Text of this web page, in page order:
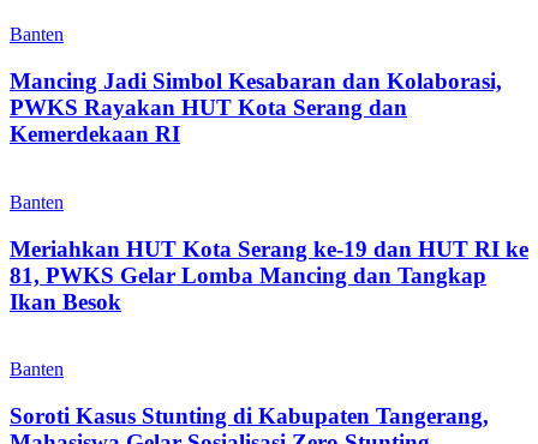
Banten
Mancing Jadi Simbol Kesabaran dan Kolaborasi,
PWKS Rayakan HUT Kota Serang dan
Kemerdekaan RI
Banten
Meriahkan HUT Kota Serang ke-19 dan HUT RI ke
81, PWKS Gelar Lomba Mancing dan Tangkap
Ikan Besok
Banten
Soroti Kasus Stunting di Kabupaten Tangerang,